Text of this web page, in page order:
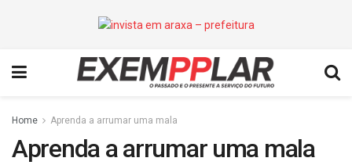
Home Aprenda a arrumar uma mala
Aprenda a arrumar uma mala